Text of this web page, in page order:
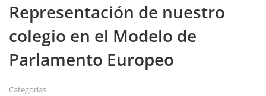
Representación de nuestro
colegio en el Modelo de
Parlamento Europeo
Categorías